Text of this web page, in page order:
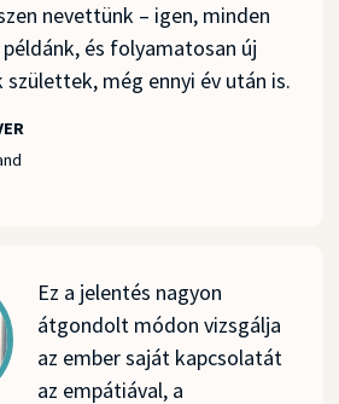
nevettünk – igen, minden
és folyamatosan új
még ennyi év után is.
Ez a jelentés nagyon
átgondolt módon vizsgálja
az ember saját kapcsolatát
az empátiával, a